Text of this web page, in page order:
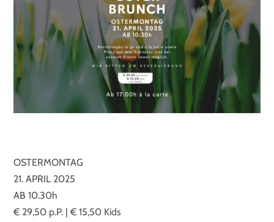
OSTERMONTAG
21. APRIL 2025
AB 10.30h
€ 29,50 p.P. | € 15,50 Kids